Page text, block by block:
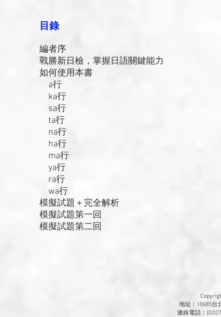
目錄
編者序
戰勝新日檢，掌握日語關鍵能力
如何使用本書
a行
ka行
sa行
ta行
na行
ha行
ma行
ya行
ra行
wa行
模擬試題＋完全解析
模擬試題第一回
模擬試題第二回
地址：10685台
連絡電話：